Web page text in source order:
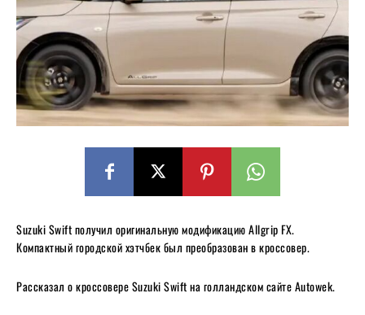
Suzuki Swift получил оригинальную модификацию Allgrip FX.
Компактный городской хэтчбек был преобразован в кроссовер.
Рассказал о кроссовере Suzuki Swift на голландском сайте Autowek.